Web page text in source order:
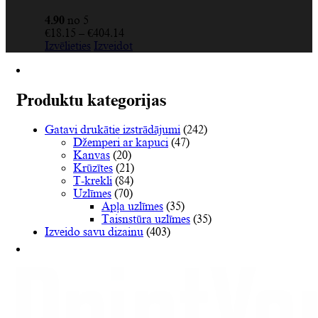
4.90 no 5
€18.15 – €404.14
range:
Izvēlieties This
variants.
The
options
may
be
chosen
on
the
product
page
Izveidot
Produktu kategorijas
Gatavi drukātie izstrādājumi (242)
Džemperi ar kapuci (47)
Kanvas (20)
Krūzītes (21)
T-krekli (84)
Uzlīmes (70)
Apļa uzlīmes (35)
Taisnstūra uzlīmes (35)
Izveido savu dizainu (403)